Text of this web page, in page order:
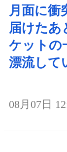
月面に
届けたあ
ケットの
漂流して
08月07日